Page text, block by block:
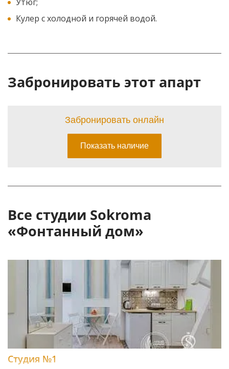
Кулер с холодной и горячей водой.
Забронировать этот апарт
Все студии Sokroma
«Фонтанный дом»
Студия №1